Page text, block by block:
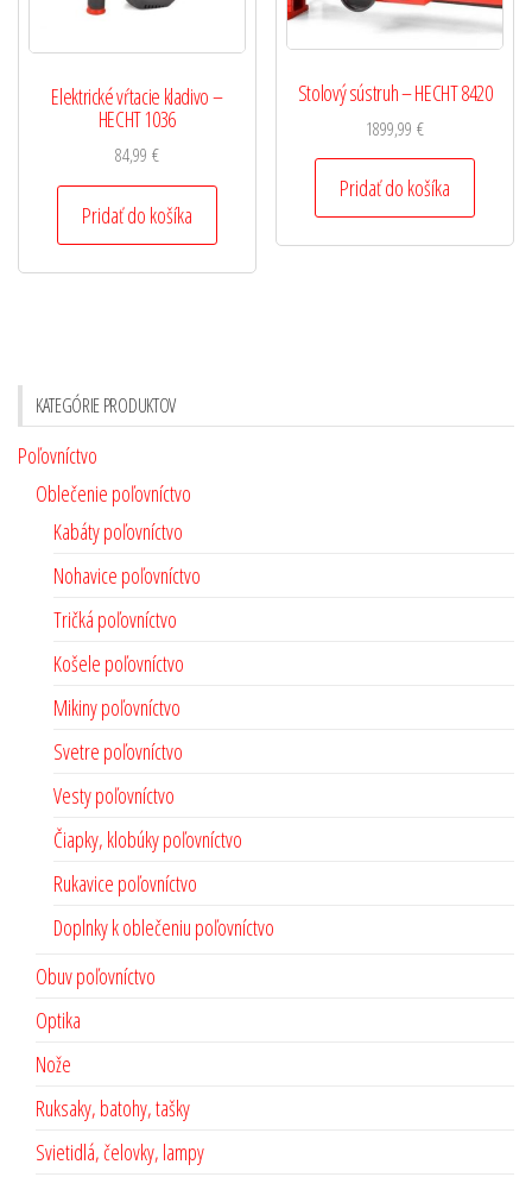
Elektrické vŕtacie kladivo –
HECHT 1036
84,99 €
Pridať do košíka
Stolový sústruh – HECHT 8420
1899,99€
Pridať do košíka
KATEGÓRIE PRODUKTOV
Poľovníctvo
Oblečenie poľovníctvo
Kabáty poľovníctvo
Nohavice poľovníctvo
Tričká poľovníctvo
Košele poľovníctvo
Mikiny poľovníctvo
Svetre poľovníctvo
Vesty poľovníctvo
Čiapky, klobúky poľovníctvo
Rukavice poľovníctvo
Doplnky k oblečeniu poľovníctvo
Obuv poľovníctvo
Optika
Nože
Ruksaky, batohy, tašky
Svietidlá, čelovky, lampy